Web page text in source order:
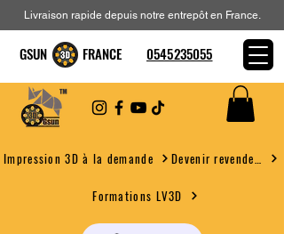
Impression 3D à la demande
Formations LV3D
Livraison rapide depuis notre entrepôt en France.
GSUN FRANCE 0545235055